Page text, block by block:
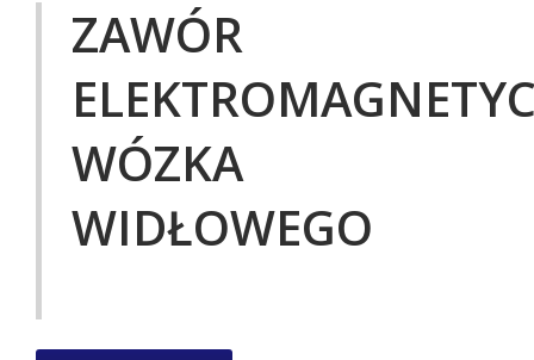
ZAWÓR
WÓZKA
WIDŁOWEGO